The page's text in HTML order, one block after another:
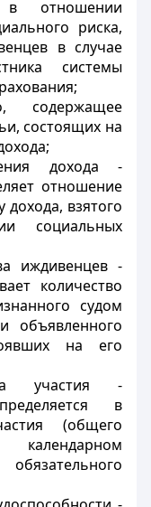
в отношении
риска,
в случае
системы
состоящих на
дохода -
отношение
взятого
социальных
иждивенцев -
количество
судом
объявленного
на его
участия -
в
(общего